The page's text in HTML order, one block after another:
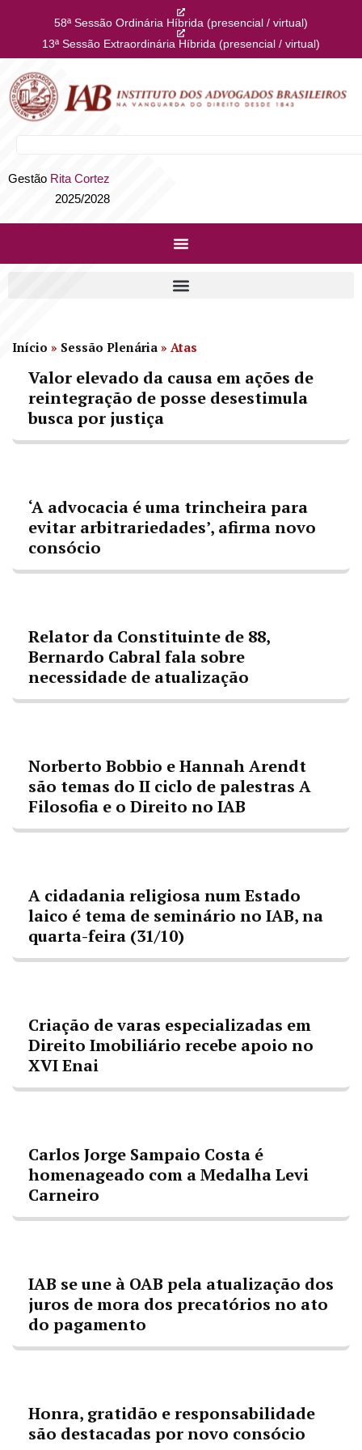
58ª Sessão Ordinária Híbrida (presencial / virtual)
13ª Sessão Extraordinária Híbrida (presencial / virtual)
Gestão Rita Cortez
2025/2028
Início » Sessão Plenária » Atas
Valor elevado da causa em ações de
reintegração de posse desestimula
busca por justiça
‘A advocacia é uma trincheira para
evitar arbitrariedades’, afirma novo
consócio
Relator da Constituinte de 88,
Bernardo Cabral fala sobre
necessidade de atualização
Norberto Bobbio e Hannah Arendt
são temas do II ciclo de palestras A
Filosofia e o Direito no IAB
A cidadania religiosa num Estado
laico é tema de seminário no IAB, na
quarta-feira (31/10)
Criação de varas especializadas em
Direito Imobiliário recebe apoio no
XVI Enai
Carlos Jorge Sampaio Costa é
homenageado com a Medalha Levi
Carneiro
IAB se une à OAB pela atualização dos
juros de mora dos precatórios no ato
do pagamento
Honra, gratidão e responsabilidade
são destacadas por novo consócio